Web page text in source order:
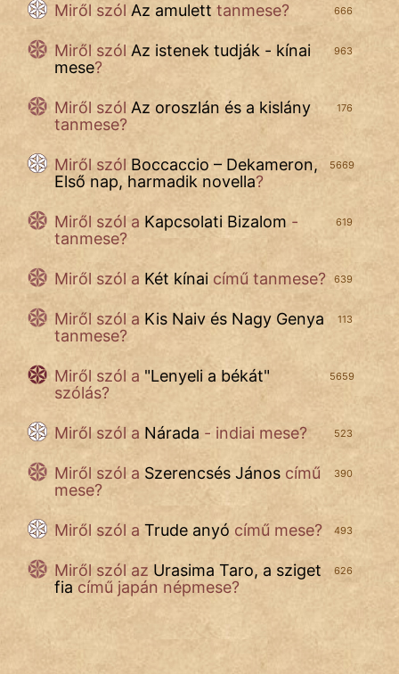
666
Miről szól Az amulett tanmese?
963
Miről szól Az istenek tudják - kínai
mese?
176
Miről szól Az oroszlán és a kislány
tanmese?
5669
Miről szól Boccaccio – Dekameron,
Első nap, harmadik novella?
619
Miről szóla Kapcsolati Bizalom -
tanmese?
639
Miről szól a Két kínai című tanmese?
113
Miről szól a Kis Naiv és Nagy Genya
tanmese?
5659
Miről szól a "Lenyeli a békát"
szólás?
523
Miről szól a Nárada - indiai mese?
390
Miről szól a Szerencsés János című
mese?
493
Miről szól a Trude anyó című mese?
626
Miről szól az Urasima Taro, a sziget
fia című japán népmese?